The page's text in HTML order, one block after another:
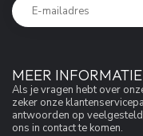
MEER INFORMATIE
Als je vragen hebt over
zeker onze
antwoorden op
ons in contact te komen.